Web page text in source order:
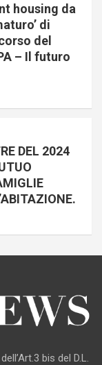
housing da
di
del
– Il futuro
DEL 2024
bis del D.L.